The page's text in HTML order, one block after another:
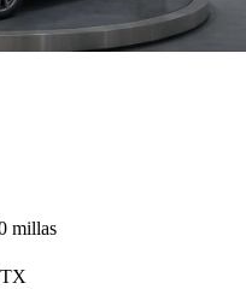
millas